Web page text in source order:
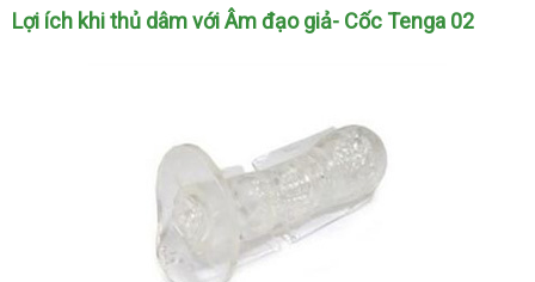
Lợi ích khi thủ dâmthanh
với Âm đạo giả- Cốc Tenga 02